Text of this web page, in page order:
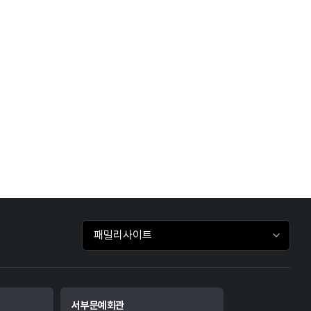
패밀리사이트 바로가기
서부문예회관